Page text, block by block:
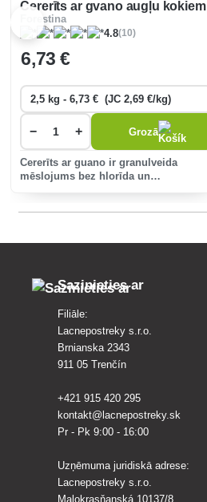
Cererīts ar gvano augļu kokiem
Forestina
4.8(10)
6,73 €
− + Grozā
Cererīts ar guano ir granulveida
mēslojums bez hlorīda un
Sazinieties ar
Filiāle:
Lacnepostreky s.r.o.
Brnianska 2343
911 05 Trenčín
+421 915 420 295
kontakt@lacnepostreky.sk
Pr - Pk 9:00 - 16:00
Uzņēmuma juridiskā adrese:
Lacnepostreky s.r.o.
Malokrasňanská 10137/8